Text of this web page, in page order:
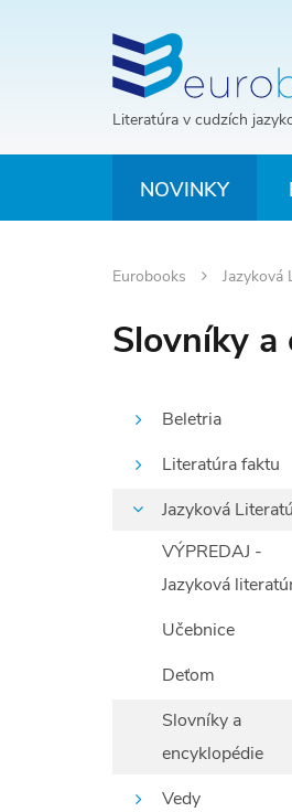
Literatúra v cudzích
NOVINKY
Eurobooks Jazyková
Slovníky a
Beletria
Literatúra faktu
Jazyková
VÝPREDAJ -
Jazyková
Učebnice
Deťom
Slovníky a
encyklopédie
Vedy